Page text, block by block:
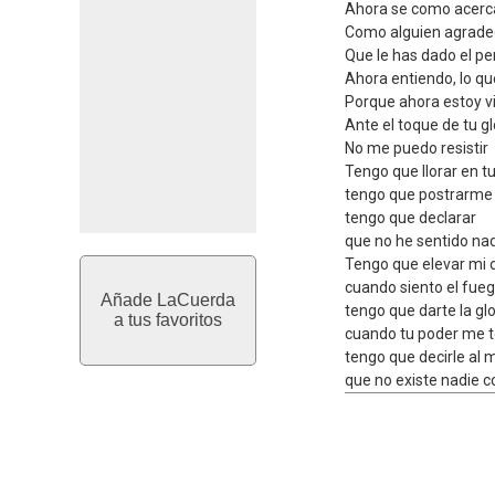
Añade LaCuerda
a tus favoritos
Ahora se como
Como alguien
Que le has dado el
Ahora entiendo, lo
Porque ahora estoy
Ante el toque de tu
No me puedo resistir
Tengo que llorar en
tengo que
tengo que declarar
que no he sentido
Tengo que elevar mi
cuando siento el
tengo que darte la
cuando tu poder me
tengo que decirle al
que no existe nadie